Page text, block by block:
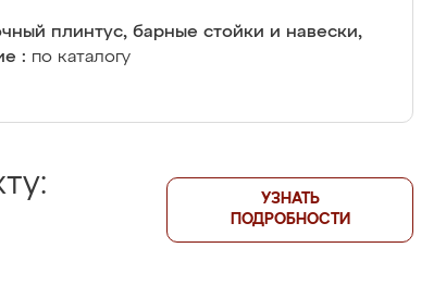
плинтус, барные стойки и навески,
: по каталогу
УЗНАТЬ
ПОДРОБНОСТИ